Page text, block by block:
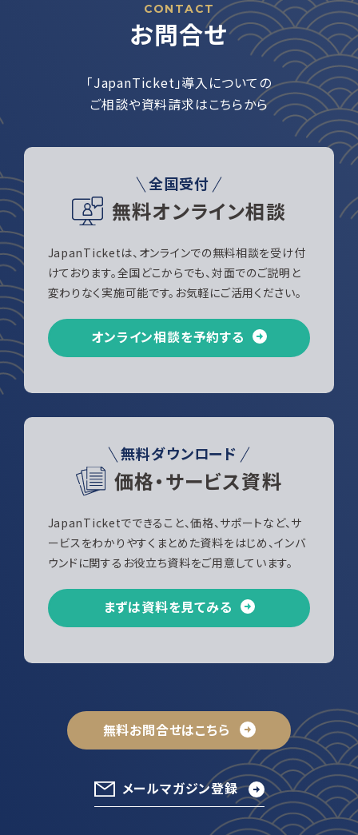
CONTACT
お問合せ
「JapanTicket」導入についての
ご相談や資料請求はこちらから
全国受付
無料オンライン相談
JapanTicketは、オンラインでの無料相談を受け付
けております。全国どこからでも、対面でのご説明と
変わりなく実施可能です。お気軽にご活用ください。
オンライン相談を予約する
無料ダウンロード
価格・サービス資料
JapanTicketでできること、価格、サポートなど、サ
ービスをわかりやすくまとめた資料をはじめ、インバ
ウンドに関するお役立ち資料をご用意しています。
まずは資料を見てみる
無料お問合せはこちら
メールマガジン登録